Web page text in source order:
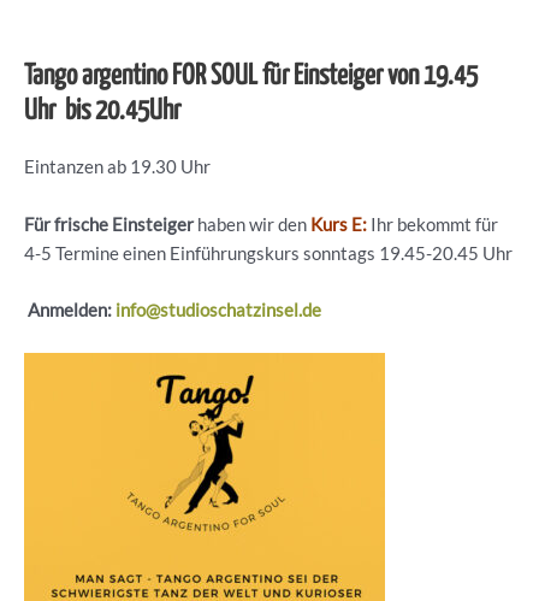
Tango argentino FOR SOUL für Einsteiger von 19.45
Uhr bis 20.45Uhr
Eintanzen ab 19.30 Uhr
Für frische Einsteigerhaben wir den Kurs E: Ihr bekommt für
4-5 Termine einen Einführungskurs sonntags 19.45-20.45 Uhr
Anmelden: info@studioschatzinsel.de